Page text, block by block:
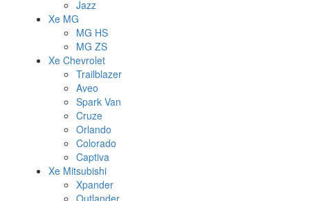
Jazz
Xe MG
MG HS
MG ZS
Xe Chevrolet
Trailblazer
Aveo
Spark Van
Cruze
Orlando
Colorado
Captiva
Xe Mitsubishi
Xpander